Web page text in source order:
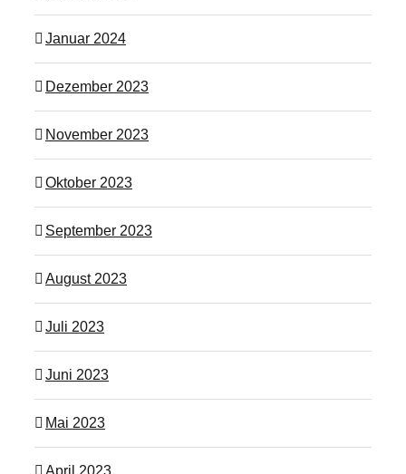
Januar 2024
Dezember 2023
November 2023
Oktober 2023
September 2023
August 2023
Juli 2023
Juni 2023
Mai 2023